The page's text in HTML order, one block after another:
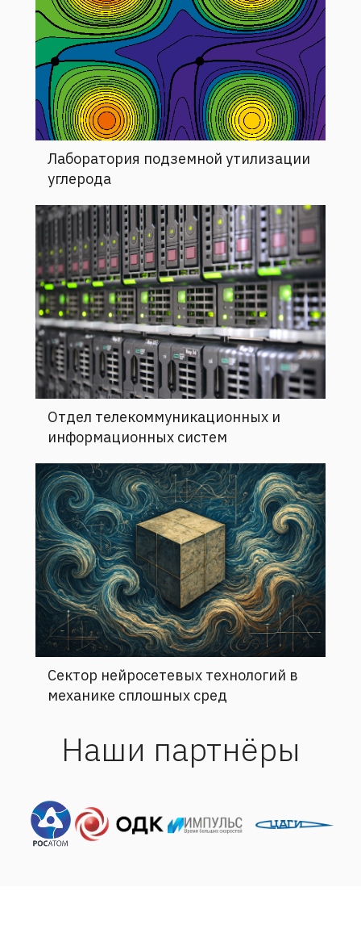
Лаборатория подземной утилизации
углерода
Отдел телекоммуникационных и
информационных систем
Сектор нейросетевых технологий в
механике сплошных сред
Наши партнёры